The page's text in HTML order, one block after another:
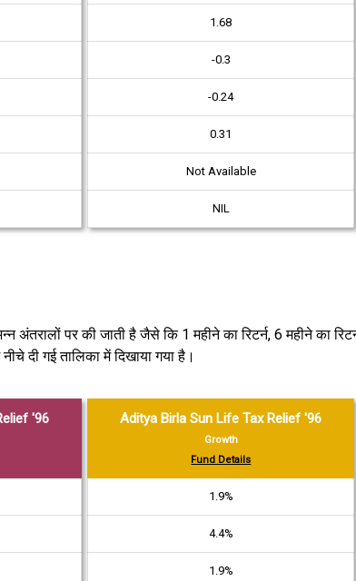
1.68
-0.3
-0.24
0.31
Not Available
NIL
अंतरालों पर की जाती है जैसे कि 1 महीने का रिटर्न, 6 महीने का
दी गई तालिका में दिखाया गया है।
'96 Aditya Birla Sun Life Tax Relief '96
Growth
Fund Details
1.9%
4.4%
1.9%